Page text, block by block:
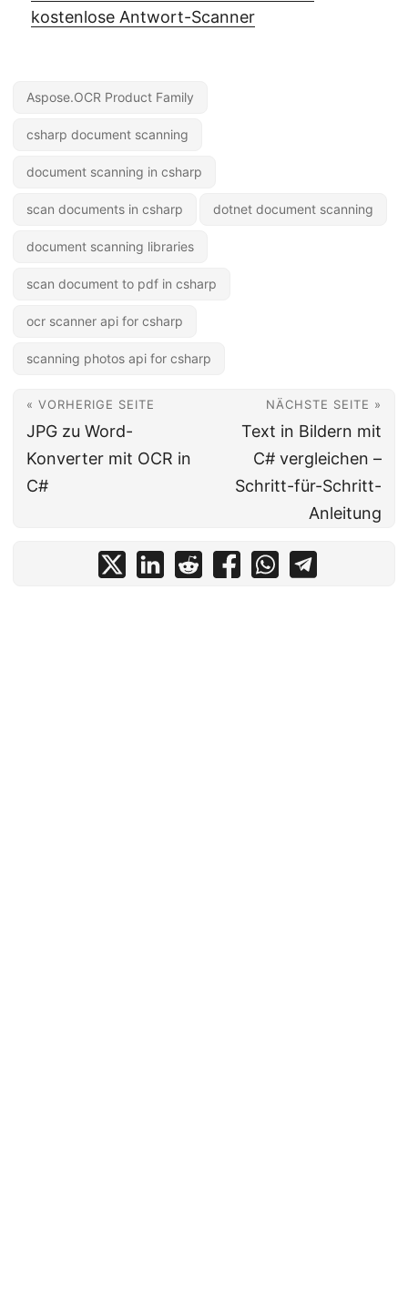
kostenlose Antwort-Scanner
Aspose.OCR Product Family
csharp document scanning
document scanning in csharp
scan documents in csharp dotnet document scanning
document scanning libraries
scan document to pdf in csharp
ocr scanner api for csharp
scanning photos api for csharp
« VORHERIGE SEITE
JPG zu Word-
Konverter mit OCR in
C#
NÄCHSTE SEITE »
Text in Bildern mit
C# vergleichen –
Schritt-für-Schritt-
Anleitung